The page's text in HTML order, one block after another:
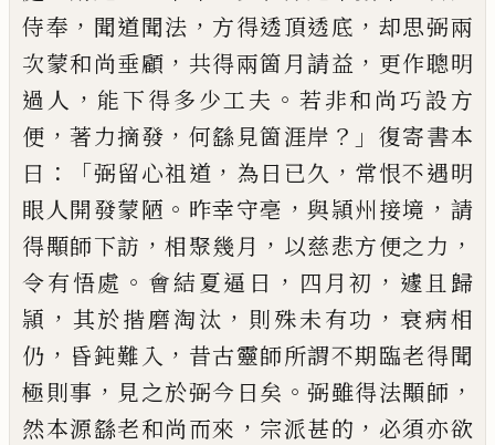
侍奉 ， 聞道聞法 ， 方得透頂透底 ， 却思弼兩
次蒙和尚垂顧 ， 共得兩箇月請益 ， 更作聰明
過人 ， 能下得多少工夫 。 若非和尚巧設方
便 ，著力摘發 ， 何繇見箇涯岸 ？」 復寄書本
曰 ：「弼留心祖道 ， 為日 已久 ， 常恨不遇明
眼人開發蒙陋 。 昨幸守亳 ，與頴州接境 ， 請
得顒師下訪 ，相聚幾月 ， 以慈悲方便之力 ，
令有悟處 。 會結夏逼日 ， 四月初 ， 遽且歸
頴 ， 其於揩磨淘汰 ， 則殊未有功 ， 衰病相
仍 ， 昏鈍難入 ， 昔古靈師所謂不期臨老得聞
極則事 ， 見之於弼今日矣 。弼雖得法顒師 ，
然本源繇老和尚而來 ， 宗派甚的 ， 必須亦欲